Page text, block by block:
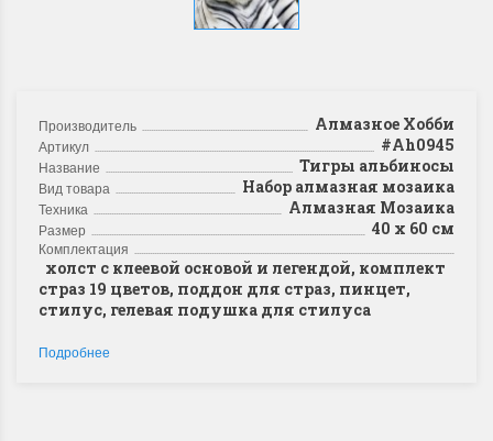
Производитель Алмазное Хобби
Артикул #Ah0945
Название Тигры альбиносы
Вид товара Набор алмазная мозаика
Техника Алмазная Мозаика
Размер 40 х 60 см
Комплектация
холст с клеевой основой и легендой, комплект
страз 19 цветов, поддон для страз, пинцет,
стилус, гелевая подушка для стилуса
Подробнее